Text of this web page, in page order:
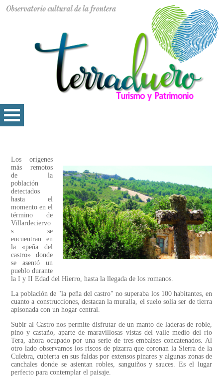
Los orígenes
más remotos
de la
población
detectados
hasta el
momento en el
término de
Villardeciervo
s se
encuentran en
la «peña del
castro» donde
se asentó un
pueblo durante
la I y II Edad del Hierro, hasta la llegada de los romanos.
La población de "la peña del castro" no superaba los 100 habitantes, en
cuanto a construcciones, destacan la muralla, el suelo solía ser de tierra
apisonada con un hogar central.
Subir al Castro nos permite disfrutar de un manto de laderas de roble,
pino y castaño, aparte de maravillosas vistas del valle medio del río
Tera, ahora ocupado por una serie de tres embalses concatenados. Al
otro lado observamos los riscos de pizarra que coronan la Sierra de la
Culebra, cubierta en sus faldas por extensos pinares y algunas zonas de
canchales donde se asientan robles, sanguiños y sauces. Es el lugar
perfecto para contemplar el paisaje.